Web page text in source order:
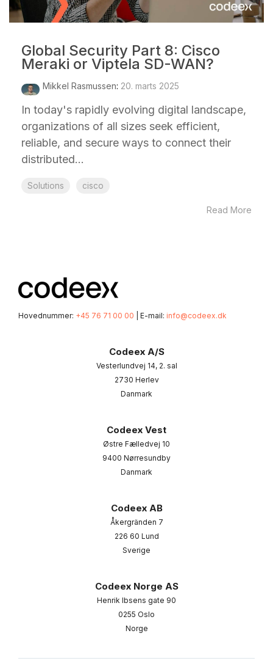
Global Security Part 8: Cisco
Meraki or Viptela SD-WAN?
Mikkel Rasmussen: 20. marts 2025
In today's rapidly evolving digital landscape,
organizations of all sizes seek efficient,
reliable, and secure ways to connect their
distributed...
Solutions cisco
Read More
Hovednummer: +45 76 71 00 00 | E-mail: info@codeex.dk
Codeex A/S
Vesterlundvej 14, 2. sal
2730 Herlev
Danmark
Codeex Vest
Østre Fælledvej 10
9400 Nørresundby
Danmark
Codeex AB
Åkergränden 7
226 60 Lund
Sverige
Codeex Norge AS
Henrik Ibsens gate 90
0255 Oslo
Norge